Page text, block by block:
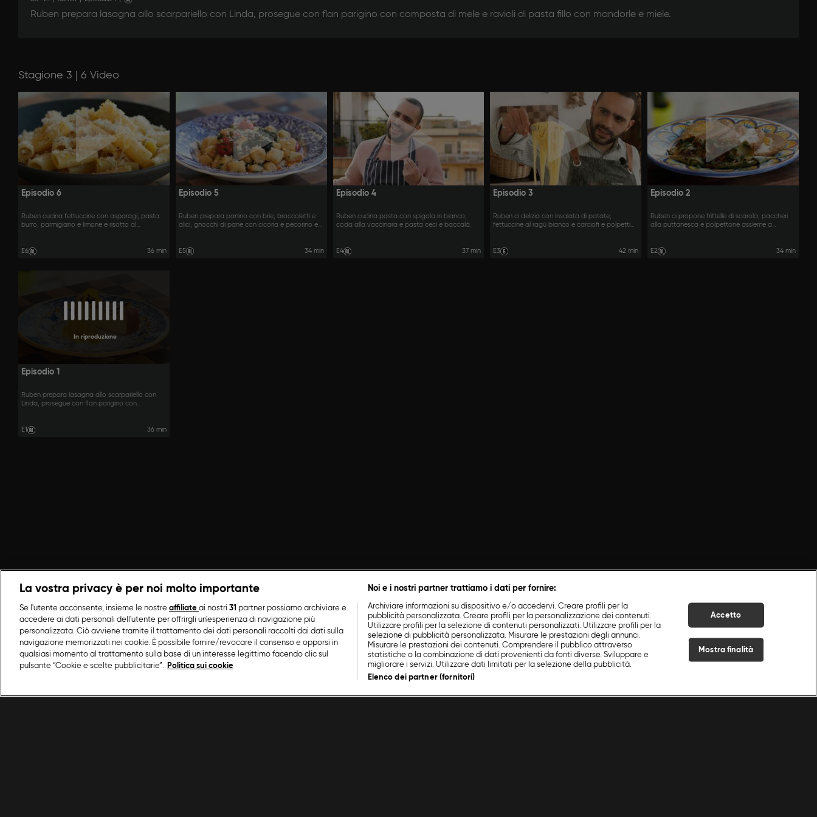
Ruben prepara lasagna allo scarpariello con Linda, prosegue con flan parigino con composta di mele e ravioli di pasta fillo con mandorle e miele.
Stagione 3 | 6 Video
Episodio 6
Ruben cucina fettuccine con asparagi, pasta
burro, parmigiano e limone e risotto al
E6 36 min
Episodio 5
Ruben prepara panino con brie, broccoletti e
alici, gnocchi di pane con cicoria e pecorino e
E5 34 min
Episodio 4
Ruben cucina pasta con spigola in bianco,
coda alla vaccinara e pasta ceci e baccalà.
E4 37 min
Episodio 3
Ruben ci delizia con insalata di patate,
fettuccine al ragù bianco e carciofi e polpettine
E3 42 min
Episodio 2
Ruben ci propone frittelle di scarola, paccheri
alla puttanesca e polpettone assieme a
E2 34 min
In riproduzione
Episodio 1
Ruben prepara lasagna allo scarpariello con
Linda, prosegue con flan parigino con
E1
36 min
La vostra privacy è per noi molto importante
Se l'utente acconsente, insieme le nostre affiliate ai nostri 31 partner possiamo archiviare e
accedere ai dati personali dell'utente per offrirgli un'esperienza di navigazione più
personalizzata. Ciò avviene tramite il trattamento dei dati personali raccolti dai dati sulla
navigazione memorizzati nei cookie. È possibile fornire/revocare il consenso e opporsi in
qualsiasi momento al trattamento sulla base di un interesse legittimo facendo clic sul
pulsante “Cookie e scelte pubblicitarie”.
Politica sui cookie
Noi e i nostri partner trattiamo i dati per fornire:
Archiviare informazioni su dispositivo e/o accedervi. Creare profili per la
pubblicità personalizzata. Creare profili per la personalizzazione dei contenuti.
Utilizzare profili per la selezione di contenuti personalizzati. Utilizzare profili per la
selezione di pubblicità personalizzata. Misurare le prestazioni degli annunci.
Misurare le prestazioni dei contenuti. Comprendere il pubblico attraverso
statistiche o la combinazione di dati provenienti da fonti diverse. Sviluppare e
migliorare i servizi. Utilizzare dati limitati per la selezione della pubblicità.
Elenco dei partner (fornitori)
Accetto
Mostra finalità